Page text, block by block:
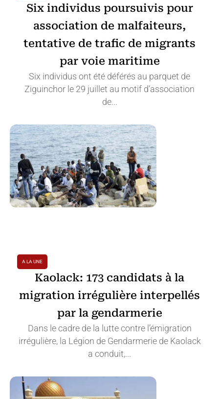
Six individus poursuivis pour
association de malfaiteurs,
tentative de trafic de migrants
par voie maritime
Six individus ont été déférés au parquet de
Ziguinchor le 29 juillet au motif d’association
de...
A LA UNE
Kaolack: 173 candidats à la
migration irrégulière interpellés
par la gendarmerie
Dans le cadre de la lutte contre l’émigration
irrégulière, la Légion de Gendarmerie de Kaolack
a conduit,...